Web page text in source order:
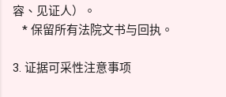
容、见证人）。
* 保留所有法院文书与回执。
3. 证据可采性注意事项